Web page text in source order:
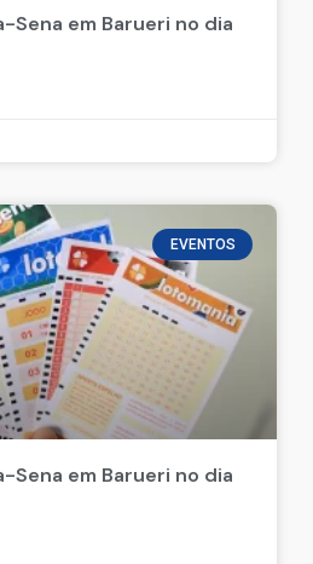
Sena em Barueri no dia
EVENTOS
Sena em Barueri no dia